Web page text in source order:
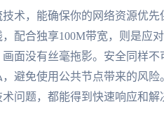
术，能确保你的网络资源优先
配合独享100M带宽，则是应
面没有丝毫拖影。安全同样不
避免使用公共节点带来的风险
问题，都能得到快速响应和解